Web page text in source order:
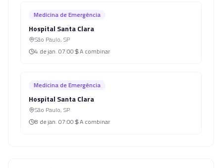
Medicina de Emergência
Hospital Santa Clara
São Paulo, SP
4 de jan. 07:00 A combinar
Medicina de Emergência
Hospital Santa Clara
São Paulo, SP
8 de jan. 07:00 A combinar